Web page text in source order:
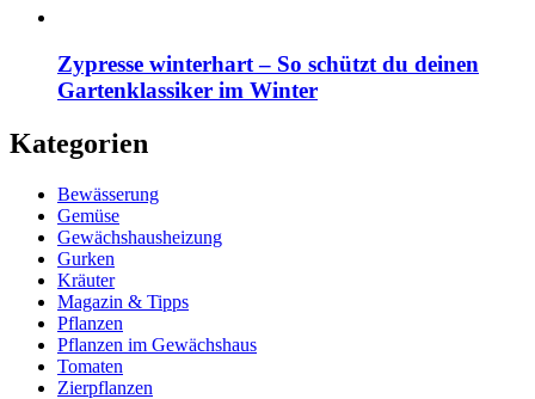
Zypresse winterhart – So schützt du deinen
Gartenklassiker im Winter
Kategorien
Bewässerung
Gemüse
Gewächshausheizung
Gurken
Kräuter
Magazin & Tipps
Pflanzen
Pflanzen im Gewächshaus
Tomaten
Zierpflanzen